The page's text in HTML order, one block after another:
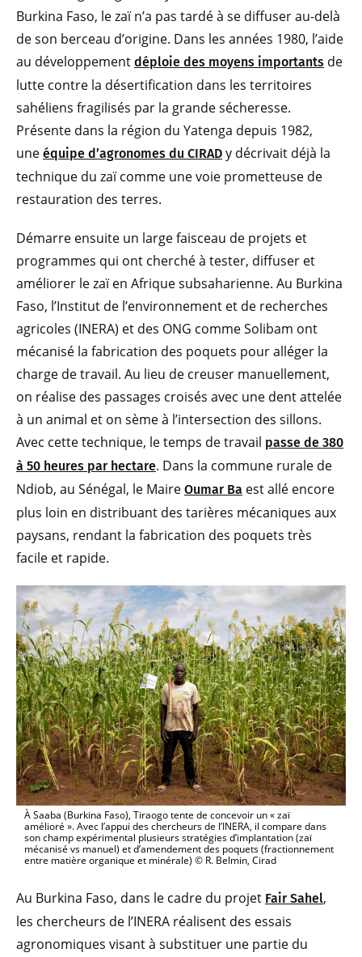
Burkina Faso, le zaï n’a pas tardé à se diffuser au-delà
de son berceau d’origine. Dans les années 1980, l’aide
au développement déploie des moyens importants de
lutte contre la désertification dans les territoires
sahéliens fragilisés par la grande sécheresse.
Présente dans la région du Yatenga depuis 1982,
une équipe d’agronomes du CIRAD y décrivait déjà la
technique du zaï comme une voie prometteuse de
restauration des terres.
Démarre ensuite un large faisceau de projets et
programmes qui ont cherché à tester, diffuser et
améliorer le zaï en Afrique subsaharienne. Au Burkina
Faso, l’Institut de l’environnement et de recherches
agricoles (INERA) et des ONG comme Solibam ont
mécanisé la fabrication des poquets pour alléger la
charge de travail. Au lieu de creuser manuellement,
on réalise des passages croisés avec une dent attelée
à un animal et on sème à l’intersection des sillons.
Avec cette technique, le temps de travail passe de 380
à 50 heures par hectare. Dans la commune rurale de
Ndiob, au Sénégal, le Maire Oumar Ba est allé encore
plus loin en distribuant des tarières mécaniques aux
paysans, rendant la fabrication des poquets très
facile et rapide.
À Saaba (Burkina Faso), Tiraogo tente de concevoir un « zaï
amélioré ». Avec l’appui des chercheurs de l’INERA, il compare dans
son champ expérimental plusieurs stratégies d’implantation (zaï
mécanisé vs manuel) et d’amendement des poquets (fractionnement
entre matière organique et minérale) © R. Belmin, Cirad
Au Burkina Faso, dans le cadre du projet Fair Sahel,
les chercheurs de l’INERA réalisent des essais
agronomiques visant à substituer une partie du